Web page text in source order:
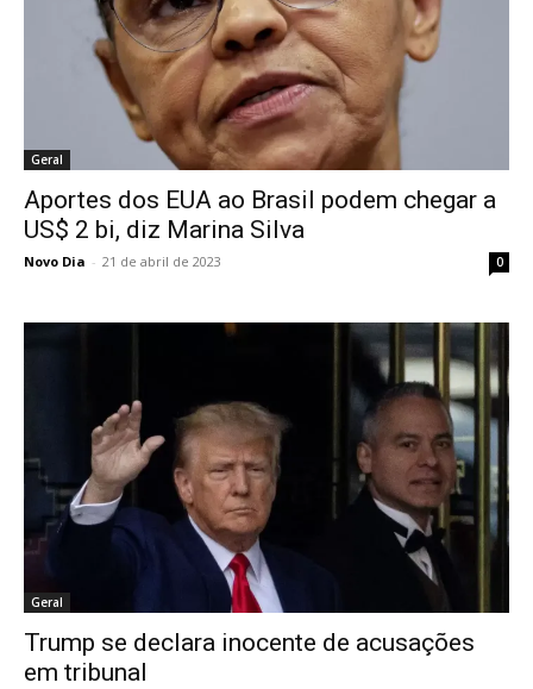
Geral
Aportes dos EUA ao Brasil podem chegar a
US$ 2 bi, diz Marina Silva
Novo Dia - 21 de abril de 2023 0
Geral
Trump se declara inocente de acusações
em tribunal